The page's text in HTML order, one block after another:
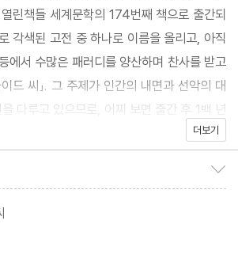
린책들 세계문학의 174번째 책으로 출간되
각색된 고전 중 하나로 이름을 올리고, 아직
에서 수많은 패러디를 양산하며 찬사를 받고
드 씨」. 그 주제가 인간의 내면과 선악의 대
을 다루고 있으므로, 어찌 보면 출간 후 1백 년
거론되는 것도 당연하달 수 있을 것이다.
매우 종교적인 도시, 하지만 그 이면에는 자유
운 인물들, 은밀한 거래로 가득한 에든버러.
한 이 도시의 극명한 대비는 그에게 깊은 인
더보기